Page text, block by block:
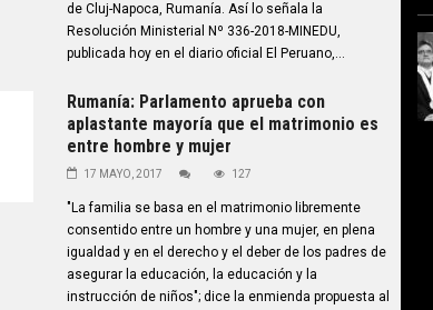
de Cluj-Napoca, Rumanía. Así lo señala la
Resolución Ministerial Nº 336-2018-MINEDU,
publicada hoy en el diario oficial El Peruano,...
Rumanía: Parlamento aprueba con
aplastante mayoría que el matrimonio es
entre hombre y mujer
17 MAYO, 2017 127
"La familia se basa en el matrimonio libremente
consentido entre un hombre y una mujer, en plena
igualdad y en el derecho y el deber de los padres de
asegurar la educación, la educación y la
instrucción de niños"; dice la enmienda propuesta al